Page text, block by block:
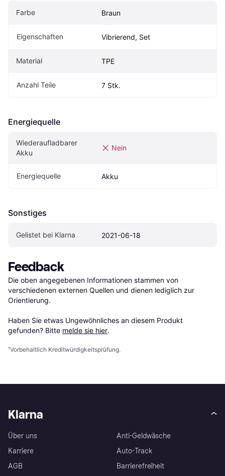
Farbe Braun
Eigen­schaften Vibrierend, Set
Material TPE
Anzahl Teile 7 Stk.
Energiequelle
Wiederaufladbarer
Akku
Nein
Energiequelle Akku
Sonstiges
Gelistet bei Klarna 2021-06-18
Feedback
Die oben angegebenen Informationen stammen von
verschiedenen externen Quellen und dienen lediglich zur
Orientierung.
Haben Sie etwas Ungewöhnliches an diesem Produkt
gefunden? Bitte melde sie hier.
¹Vorbehaltlich Kreditwürdigkeitsprüfung.
Klarna
Über uns
Karriere
AGB
Anti-Geldwäsche
Auto-Track
Barrierefreiheit